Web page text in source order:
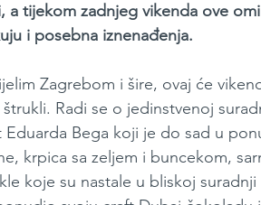
a tijekom zadnjeg vikenda ove
i posebna iznenađenja.
Zagrebom i šire, ovaj će
Radi se o jedinstvenoj
Bega koji je do sad u
krpica sa zeljem i buncekom,
koje su nastale u bliskoj